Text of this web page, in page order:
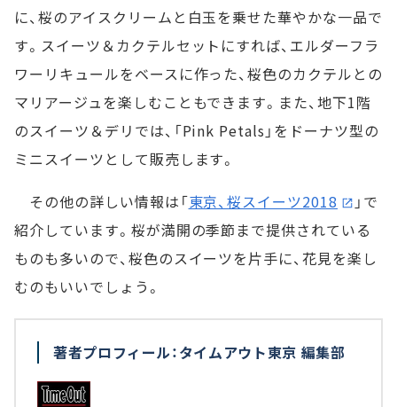
に、桜のアイスクリームと白玉を乗せた華やかな一品で
す。スイーツ＆カクテルセットにすれば、エルダーフラ
ワーリキュールをベースに作った、桜色のカクテルとの
マリアージュを楽しむこともできます。また、地下1階
のスイーツ＆デリでは、「Pink Petals」をドーナツ型の
ミニスイーツとして販売します。
その他の詳しい情報は「東京、桜スイーツ2018
」で
紹介しています。桜が満開の季節まで提供されている
ものも多いので、桜色のスイーツを片手に、花見を楽し
むのもいいでしょう。
著者プロフィール：タイムアウト東京 編集部